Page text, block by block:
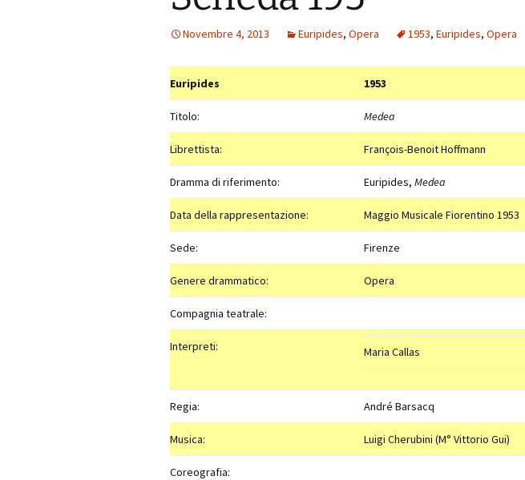
Novembre 4, 2013 Euripides, Opera 1953, Euripides, Opera
Euripides 1953
Titolo: Medea
Librettista: François-Benoit Hoffmann
Dramma di riferimento: Euripides, Medea
Data della rappresentazione: Maggio Musicale Fiorentino 1953
Sede: Firenze
Genere drammatico: Opera
Compagnia teatrale:
Interpreti: Maria Callas
Regia: André Barsacq
Musica: Luigi Cherubini (M° Vittorio Gui)
Coreografia: